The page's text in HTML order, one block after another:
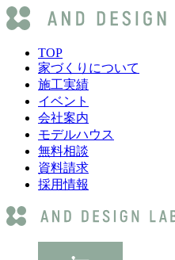
TOP
家づくりについて
施工実績
イベント
会社案内
モデルハウス
無料相談
資料請求
採用情報